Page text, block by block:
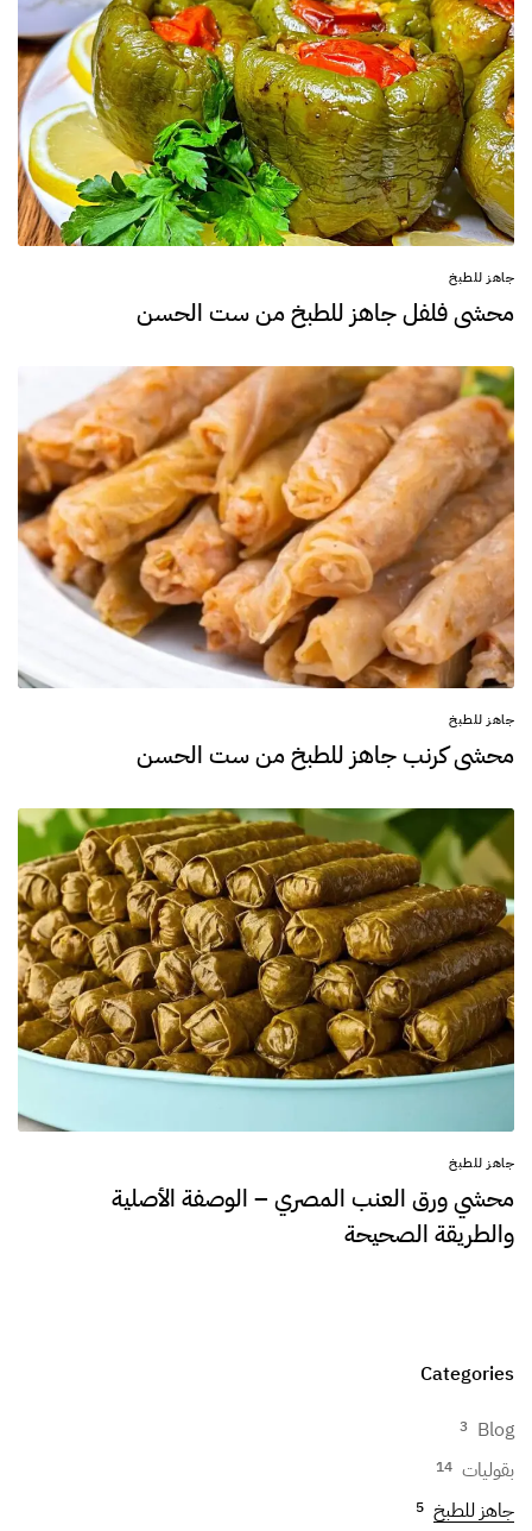
جاهز للطبخ
محشي فلفل جاهز للطبخ من ست الحسن
جاهز للطبخ
محشي كرنب جاهز للطبخ من ست الحسن
جاهز للطبخ
محشي ورق العنب المصري – الوصفة الأصلية
والطريقة الصحيحة
Categories
Blog
3
بقوليات 14
جاهز للطبخ 5